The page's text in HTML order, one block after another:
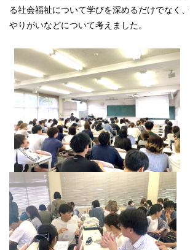
る社会福祉について学びを深めるだけでなく
やりがいなどについて考えました。